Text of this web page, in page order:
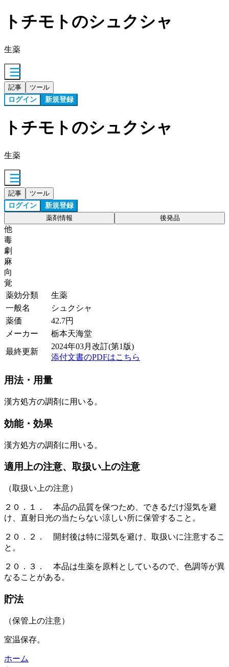
トチモトのシュクシャ
生薬
記事 ツール
ログイン 新規登録
トチモトのシュクシャ
生薬
記事 ツール
ログイン 新規登録
薬剤情報 後発品
他
毒
劇
麻
向
覚
薬効分類
生薬
一般名
シュクシャ
薬価
42.7円
メーカー
栃本天海堂
最終更新
2024年03月改訂(第1版)
添付文書のPDFはこちら
用法・用量
漢方処方の調剤に用いる。
効能・効果
漢方処方の調剤に用いる。
適用上の注意、取扱い上の注意
（取扱い上の注意）
２０．１． 本品の品質を保つため、できるだけ湿気を避
け、直射日光の当たらない涼しい所に保管すること。
２０．２． 開封後は特に湿気を避け、取扱いに注意するこ
と。
２０．３． 本品は生薬を原料としているので、色調等が異
なることがある。
貯法
（保管上の注意）
室温保存。
ホーム